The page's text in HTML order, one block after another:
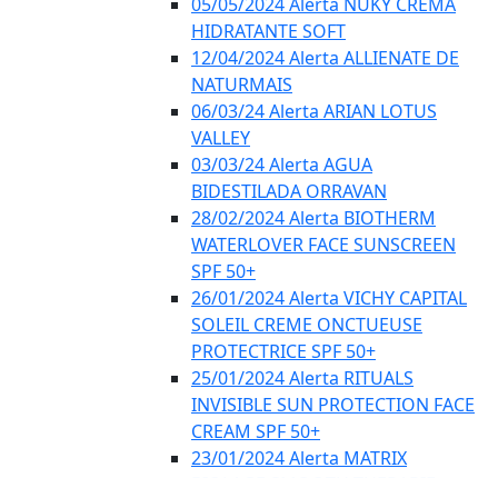
HIDRATANTE SOFT
12/04/2024 Alerta ALLIENATE DE
NATURMAIS
06/03/24 Alerta ARIAN LOTUS
VALLEY
03/03/24 Alerta AGUA
BIDESTILADA ORRAVAN
28/02/2024 Alerta BIOTHERM
WATERLOVER FACE SUNSCREEN
SPF 50+
26/01/2024 Alerta VICHY CAPITAL
SOLEIL CREME ONCTUEUSE
PROTECTRICE SPF 50+
25/01/2024 Alerta RITUALS
INVISIBLE SUN PROTECTION FACE
CREAM SPF 50+
23/01/2024 Alerta MATRIX